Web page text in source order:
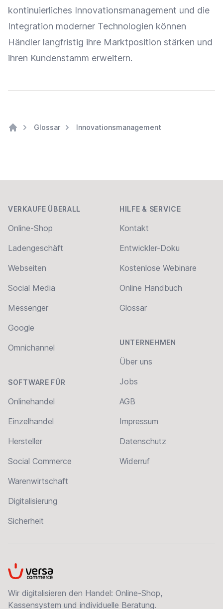
kontinuierliches Innovationsmanagement und die
Integration moderner Technologien können
Händler langfristig ihre Marktposition stärken und
ihren Kundenstamm erweitern.
Glossar Innovationsmanagement
VERKAUFE ÜBERALL
Online-Shop
Ladengeschäft
Webseiten
Social Media
Messenger
Google
Omnichannel
SOFTWARE FÜR
Onlinehandel
Einzelhandel
Hersteller
Social Commerce
Warenwirtschaft
Digitalisierung
Sicherheit
HILFE & SERVICE
Kontakt
Entwickler-Doku
Kostenlose Webinare
Online Handbuch
Glossar
UNTERNEHMEN
Über uns
Jobs
AGB
Impressum
Datenschutz
Widerruf
VersaCommerce
Wir digitalisieren den Handel: Online-Shop,
Kassensystem und individuelle Beratung.